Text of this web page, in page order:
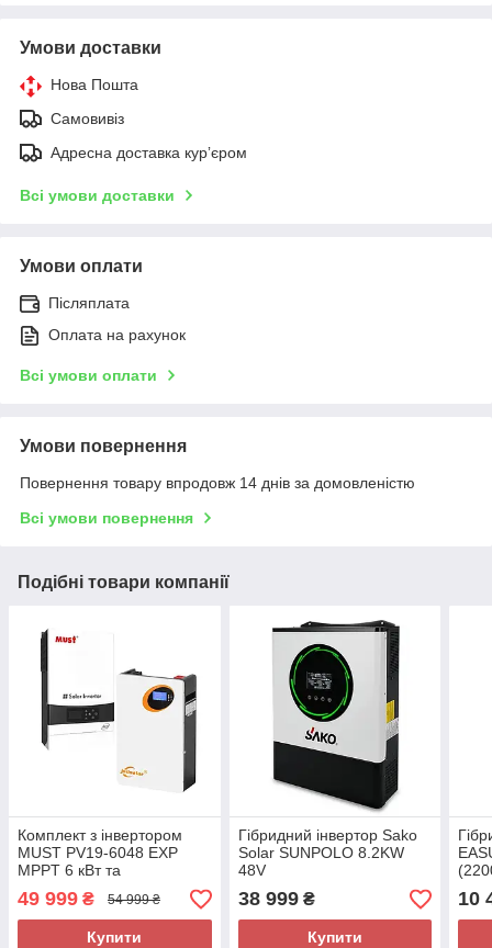
Умови доставки
Нова Пошта
Самовивіз
Адресна доставка курʼєром
Всі умови доставки
Умови оплати
Післяплата
Оплата на рахунок
Всі умови оплати
Умови повернення
Повернення товару впродовж 14 днів за домовленістю
Всі умови повернення
Подібні товари компанії
Комплект з інвертором
MUST PV19-6048 EXP
MPPT 6 кВт та
акумулятором JSDSolar
LD48100 51.2V, 100Ah
LiFePO4
49 999 ₴ 54 999 ₴
Купити
Гібридний інвертор Sako
Solar SUNPOLO 8.2KW
48V
38 999₴
Купити
10